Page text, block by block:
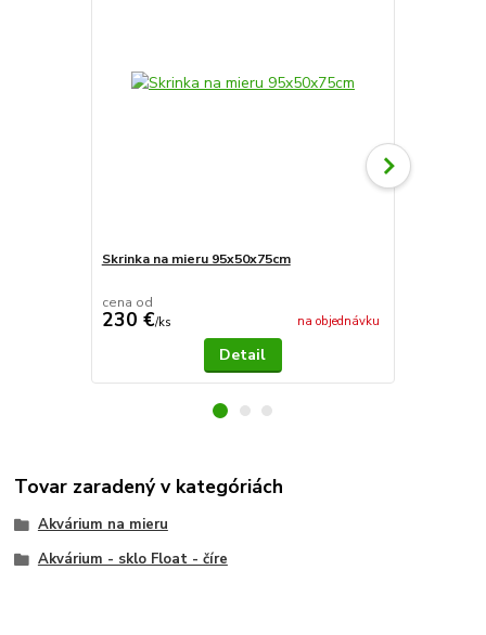
Skrinka na mieru 95x50x75cm
cena od
230 €/ks na objednávku
Detail
Tovar zaradený v kategóriách
Akvárium na mieru
Akvárium - sklo Float - číre